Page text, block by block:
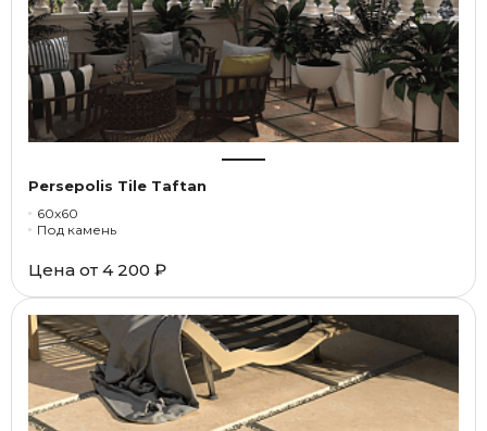
Persepolis Tile Taftan
60x60
Под камень
Цена от 4 200 ₽